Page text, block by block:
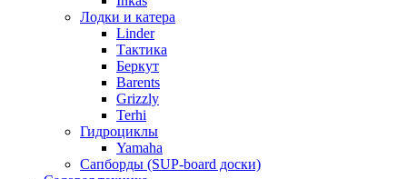
Лодки и катера
Linder
Тактика
Беркут
Barents
Grizzly
Terhi
Гидроциклы
Yamaha
Сапборды (SUP-board доски)